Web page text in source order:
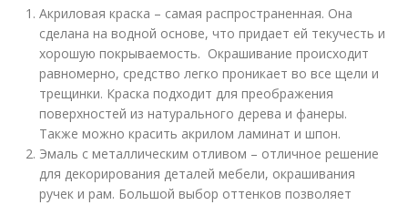
Акриловая краска – самая распространенная. Она
сделана на водной основе, что придает ей текучесть и
хорошую покрываемость. Окрашивание происходит
равномерно, средство легко проникает во все щели и
трещинки. Краска подходит для преображения
поверхностей из натурального дерева и фанеры.
Также можно красить акрилом ламинат и шпон.
Эмаль с металлическим отливом – отличное решение
для декорирования деталей мебели, окрашивания
ручек и рам. Большой выбор оттенков позволяет